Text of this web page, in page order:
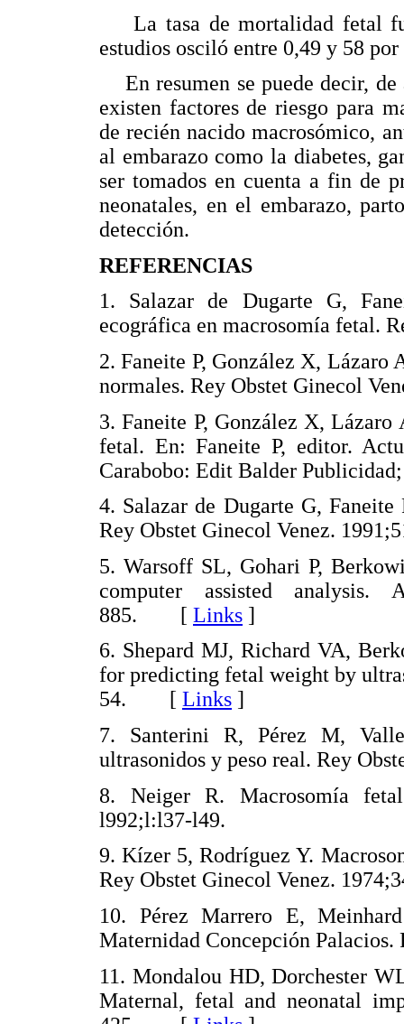
La tasa de mortalidad fetal
estudios osciló entre 0,49 y 58
En resumen se puede decir, de
existen factores de riesgo para
de recién nacido macrosómico,
al embarazo como la diabetes,
ser tomados en cuenta a fin de
neonatales, en el embarazo,
detección.
REFERENCIAS
1. Salazar de Dugarte G,
ecográfica en macrosomía fetal.
2. Faneite P, González X,
normales. Rey Obstet Ginecol
3. Faneite P, González X,
fetal. En: Faneite P, editor.
Carabobo: Edit Balder
4. Salazar de Dugarte G,
Rey Obstet Ginecol Venez.
5. Warsoff SL, Gohari P,
computer assisted analysis.
885. [ Links ]
6. Shepard MJ, Richard VA,
for predicting fetal weight by
54. [ Links ]
7. Santerini R, Pérez M,
ultrasonidos y peso real. Rey
8. Neiger R. Macrosomía
l992;l:l37-l49.
9. Kízer 5, Rodríguez Y.
Rey Obstet Ginecol Venez.
10. Pérez Marrero E,
Maternidad Concepción
11. Mondalou HD, Dorchester
Maternal, fetal and neonatal